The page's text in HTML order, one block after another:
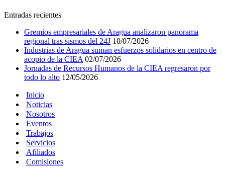
Entradas recientes
Gremios empresariales de Aragua analizaron panorama
regional tras sismos del 24J 10/07/2026
Industrias de Aragua suman esfuerzos solidarios en centro de
acopio de la CIEA 02/07/2026
Jornadas de Recursos Humanos de la CIEA regresaron por
todo lo alto 12/05/2026
Inicio
Noticias
Nosotros
Eventos
Trabajos
Servicios
Afiliados
Comisiones